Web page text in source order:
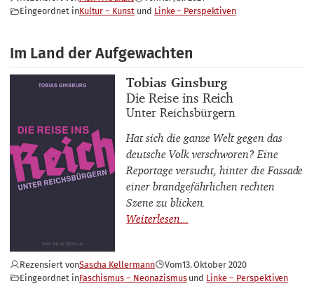
Eingeordnet inKultur – Kunst Linke – Perspektiven
Im Land der Aufgewachten
Buchautor_innen
Tobias Ginsburg
Buchtitel
Die Reise ins Reich
Buchuntertitel
Unter Reichsbürgern
Hat sich die ganze Welt gegen das
deutsche Volk verschworen? Eine
Reportage versucht, hinter die Fassade
einer brandgefährlichen rechten
Szene zu blicken.
Rezensiert vonSascha Kellermann Vom13. Oktober 2020
Eingeordnet inFaschismus – Neonazismus Linke – Perspektiven